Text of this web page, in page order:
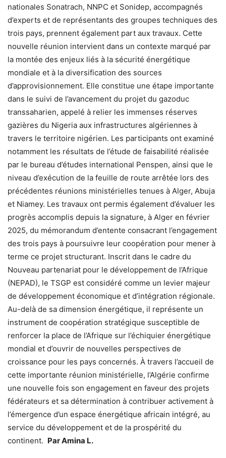
nationales Sonatrach, NNPC et Sonidep, accompagnés
d’experts et de représentants des groupes techniques des
trois pays, prennent également part aux travaux. Cette
nouvelle réunion intervient dans un contexte marqué par
la montée des enjeux liés à la sécurité énergétique
mondiale et à la diversification des sources
d’approvisionnement. Elle constitue une étape importante
dans le suivi de l’avancement du projet du gazoduc
transsaharien, appelé à relier les immenses réserves
gazières du Nigeria aux infrastructures algériennes à
travers le territoire nigérien. Les participants ont examiné
notamment les résultats de l’étude de faisabilité réalisée
par le bureau d’études international Penspen, ainsi que le
niveau d’exécution de la feuille de route arrêtée lors des
précédentes réunions ministérielles tenues à Alger, Abuja
et Niamey. Les travaux ont permis également d’évaluer les
progrès accomplis depuis la signature, à Alger en février
2025, du mémorandum d’entente consacrant l’engagement
des trois pays à poursuivre leur coopération pour mener à
terme ce projet structurant. Inscrit dans le cadre du
Nouveau partenariat pour le développement de l’Afrique
(NEPAD), le TSGP est considéré comme un levier majeur
de développement économique et d’intégration régionale.
Au-delà de sa dimension énergétique, il représente un
instrument de coopération stratégique susceptible de
renforcer la place de l’Afrique sur l’échiquier énergétique
mondial et d’ouvrir de nouvelles perspectives de
croissance pour les pays concernés. À travers l’accueil de
cette importante réunion ministérielle, l’Algérie confirme
une nouvelle fois son engagement en faveur des projets
fédérateurs et sa détermination à contribuer activement à
l’émergence d’un espace énergétique africain intégré, au
service du développement et de la prospérité du
continent. Par Amina L.